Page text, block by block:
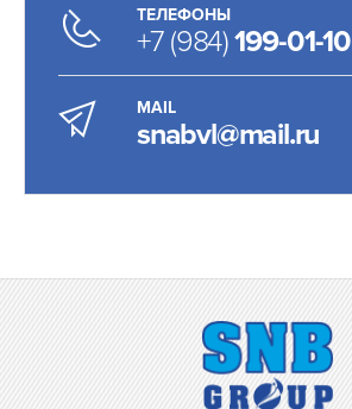
ТЕЛЕФОНЫ
+7 (984)199-01-10
MAIL
snabvl@mail.ru